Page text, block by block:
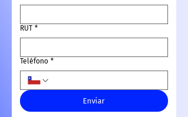
RUT *
Teléfono *
Enviar